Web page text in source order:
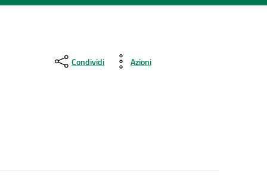
Condividi Azioni